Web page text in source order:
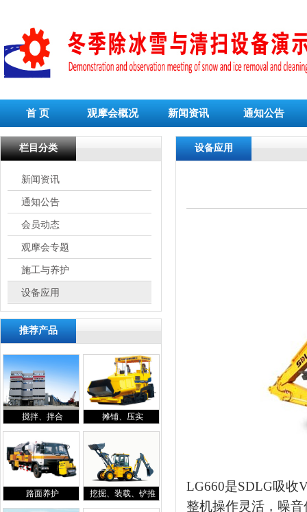
首 页 观摩会概况 新闻资讯 通知公告
栏目分类
新闻资讯
通知公告
会员动态
观摩会专题
施工与养护
设备应用
推荐产品
搅拌、拌合 摊铺、压实
路面养护 挖掘、装载、铲推
设备应用
LG660是SDLG吸收
整机操作灵活，噪